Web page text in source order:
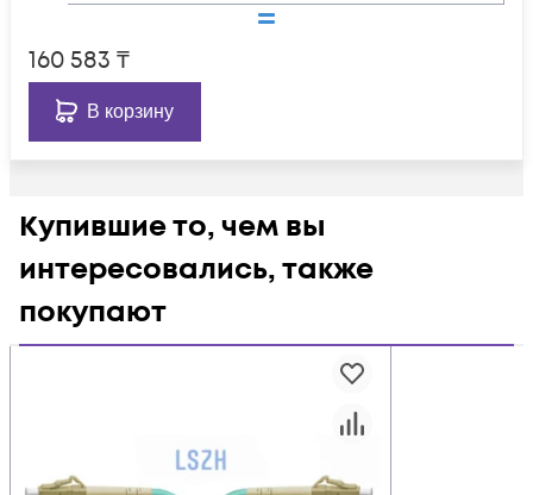
160 583 ₸
В корзину
Купившие то, чем вы
интересовались, также
покупают